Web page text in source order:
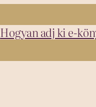
Hogyan adj ki e-